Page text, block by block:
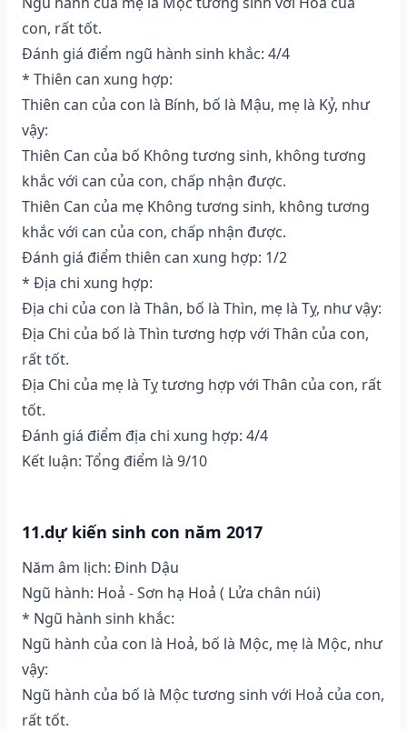
con, rất tốt.
Đánh giá điểm ngũ hành sinh khắc: 4/4
* Thiên can xung hợp:
Thiên can của con là Bính, bố là Mậu, mẹ là Kỷ, như
vậy:
Thiên Can của bố Không tương sinh, không tương
khắc với can của con, chấp nhận được.
Thiên Can của mẹ Không tương sinh, không tương
khắc với can của con, chấp nhận được.
Đánh giá điểm thiên can xung hợp: 1/2
* Địa chi xung hợp:
Địa chi của con là Thân, bố là Thìn, mẹ là Tỵ, như vậy:
Địa Chi của bố là Thìn tương hợp với Thân của con,
rất tốt.
Địa Chi của mẹ là Tỵ tương hợp với Thân của con, rất
tốt.
Đánh giá điểm địa chi xung hợp: 4/4
Kết luận: Tổng điểm là 9/10
11.dự kiến sinh con năm 2017
Năm âm lịch: Đinh Dậu
Ngũ hành: Hoả - Sơn hạ Hoả ( Lửa chân núi)
* Ngũ hành sinh khắc:
Ngũ hành của con là Hoả, bố là Mộc, mẹ là Mộc, như
vậy:
Ngũ hành của bố là Mộc tương sinh với Hoả của con,
rất tốt.